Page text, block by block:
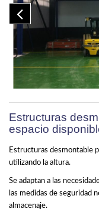
Estructuras
espacio
Estructuras desmontable
utilizando la altura.
Se adaptan a las
las medidas de seguridad
almacenaje.